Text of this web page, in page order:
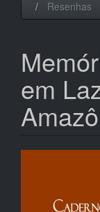
Resenhas
em